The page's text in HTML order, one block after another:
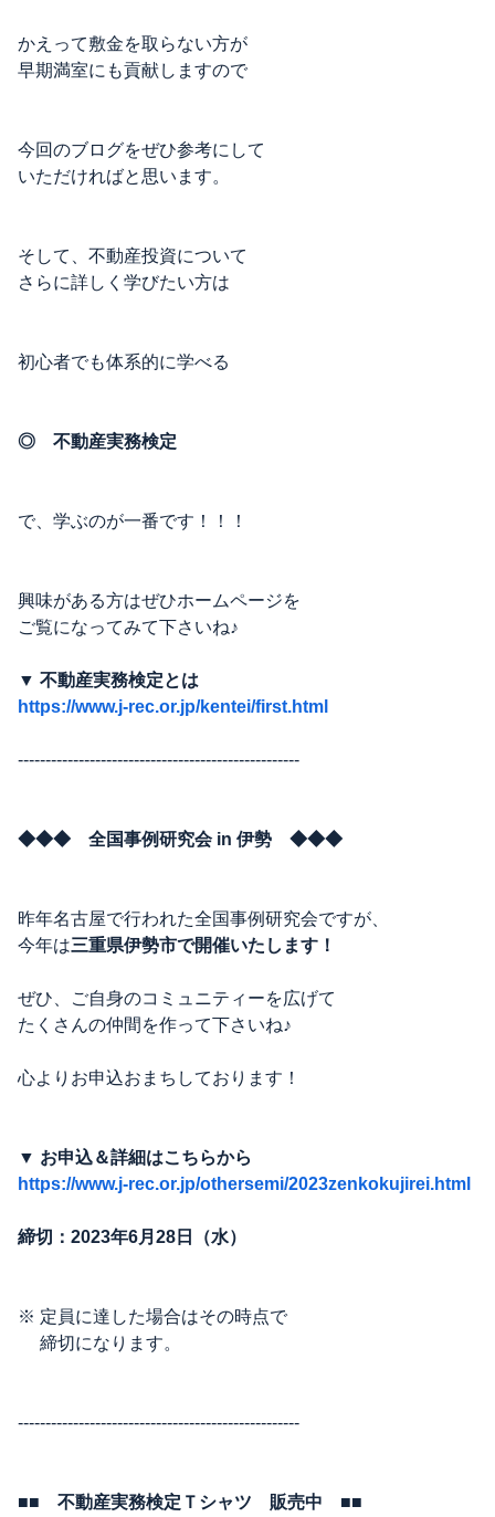
かえって敷金を取らない方が
早期満室にも貢献しますので
今回のブログをぜひ参考にして
いただければと思います。
そして、不動産投資について
さらに詳しく学びたい方は
初心者でも体系的に学べる
◎ 不動産実務検定
で、学ぶのが一番です！！！
興味がある方はぜひホームページを
ご覧になってみて下さいね♪
▼ 不動産実務検定とは
https://www.j-rec.or.jp/kentei/first.html
---------------------------------------------------
◆◆◆ 全国事例研究会 in 伊勢 ◆◆◆
昨年名古屋で行われた全国事例研究会ですが、
今年は三重県伊勢市で開催いたします！
ぜひ、ご自身のコミュニティーを広げて
たくさんの仲間を作って下さいね♪
心よりお申込おまちしております！
▼ お申込＆詳細はこちらから
https://www.j-rec.or.jp/othersemi/2023zenkokujirei.html
締切：2023年6月28日（水）
※ 定員に達した場合はその時点で
締切になります。
---------------------------------------------------
■■ 不動産実務検定Ｔシャツ 販売中 ■■